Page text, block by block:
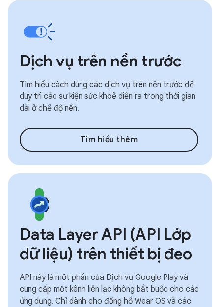
Dịch vụ trên nền trước
Tìm hiểu cách dùng các dịch vụ trên nền trước để
duy trì các sự kiện sức khoẻ diễn ra trong thời gian
dài ở chế độ nền.
Tìm hiểu thêm
Data Layer API (API Lớp
dữ liệu) trên thiết bị đeo
API này là một phần của Dịch vụ Google Play và
cung cấp một kênh liên lạc không bắt buộc cho các
ứng dụng. Chỉ dành cho đồng hồ Wear OS và các